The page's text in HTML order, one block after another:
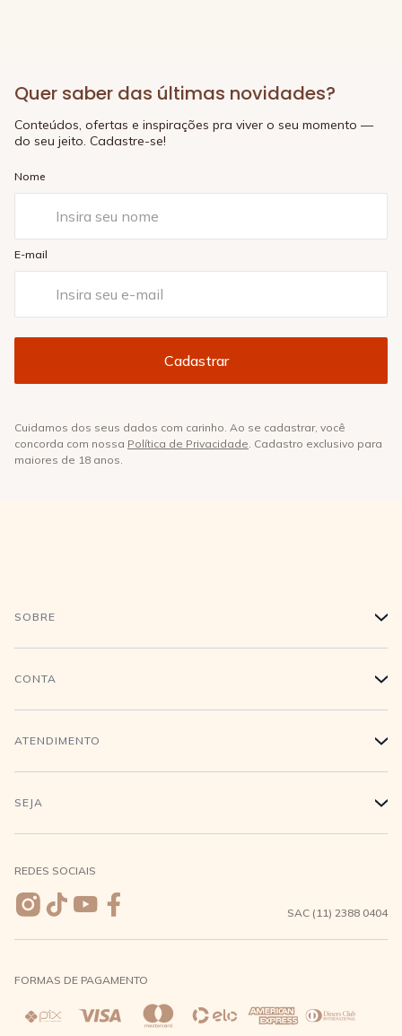
Quer saber das últimas novidades?
Conteúdos, ofertas e inspirações pra viver o seu momento —
do seu jeito. Cadastre-se!
Nome
E-mail
Cuidamos dos seus dados com carinho. Ao se cadastrar, você
concorda com nossa Política de Privacidade. Cadastro exclusivo para
maiores de 18 anos.
SOBRE +
História
Conecte-se
CONTA +
Login
Meus pedidos
Wishlist
ATENDIMENTO +
Compra Segura
Entrega e Frete
Trocas e Devoluções
Direito de Arrependimento
SEJA +
REDES SOCIAIS
SAC (11) 2388 0404
FORMAS DE PAGAMENTO